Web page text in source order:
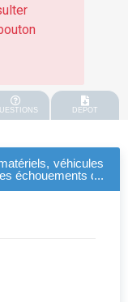
DEPOT
véhicules
échouements de